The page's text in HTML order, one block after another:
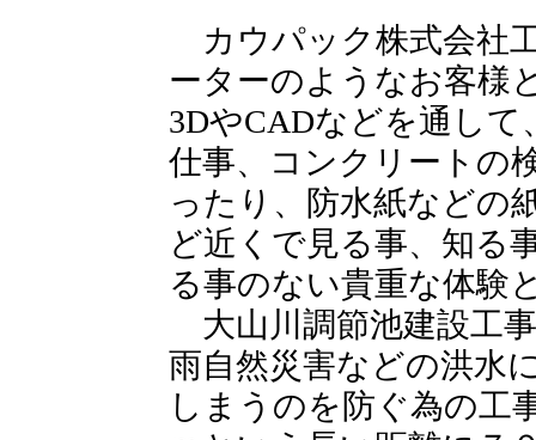
カウパック株式会社
ーターのようなお客様
3DやCADなどを通し
仕事、コンクリートの
ったり、防水紙などの
ど近くで見る事、知る
る事のない貴重な体験
大山川調節池建設工
雨自然災害などの洪水
しまうのを防ぐ為の工